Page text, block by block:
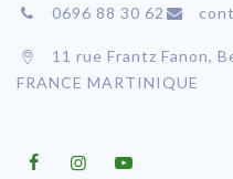
0696 88 30 62
11 rue Frantz Fanon,
FRANCE MARTINIQUE